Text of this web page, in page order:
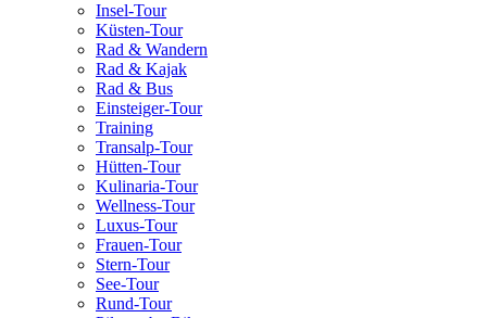
Insel-Tour
Küsten-Tour
Rad & Wandern
Rad & Kajak
Rad & Bus
Einsteiger-Tour
Training
Transalp-Tour
Hütten-Tour
Kulinaria-Tour
Wellness-Tour
Luxus-Tour
Frauen-Tour
Stern-Tour
See-Tour
Rund-Tour